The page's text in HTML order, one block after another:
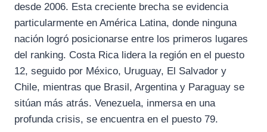
desde 2006. Esta creciente brecha se evidencia
particularmente en América Latina, donde ninguna
nación logró posicionarse entre los primeros lugares
del ranking. Costa Rica lidera la región en el puesto
12, seguido por México, Uruguay, El Salvador y
Chile, mientras que Brasil, Argentina y Paraguay se
sitúan más atrás. Venezuela, inmersa en una
profunda crisis, se encuentra en el puesto 79.